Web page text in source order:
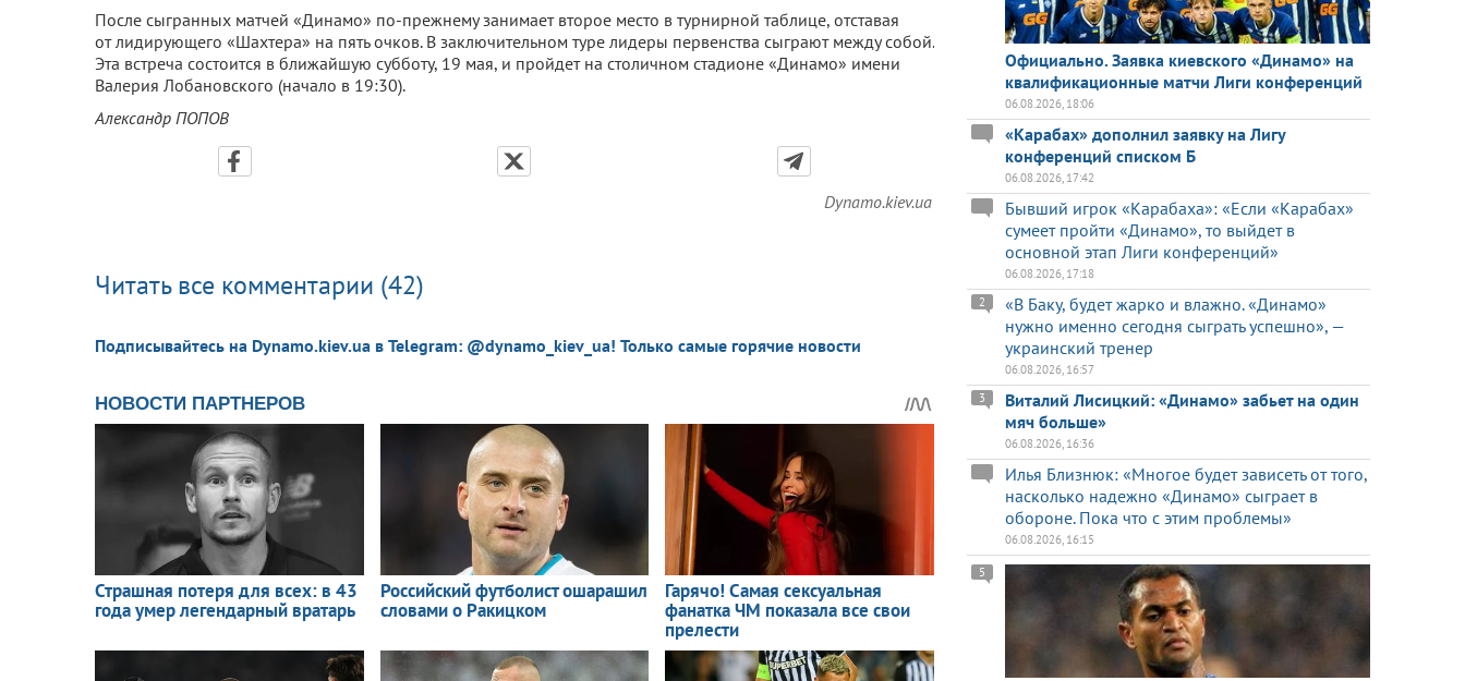
После сыгранных матчей «Динамо» по-прежнему занимает второе место в турнирной таблице, отставая
от лидирующего «Шахтера» на пять очков. В заключительном туре лидеры первенства сыграют между собой.
Эта встреча состоится в ближайшую субботу, 19 мая, и пройдет на столичном стадионе «Динамо» имени
Валерия Лобановского (начало в 19:30).
Александр ПОПОВ
Dynamo.kiev.ua
Читать все комментарии (42)
Подписывайтесь на Dynamo.kiev.ua в Telegram: @dynamo_kiev_ua! Только самые горячие новости
Официально. Заявка киевского «Динамо» на
квалификационные матчи Лиги конференций
06.08.2026, 18:06
«Карабах» дополнил заявку на Лигу
конференций списком Б
06.08.2026, 17:42
Бывший игрок «Карабаха»: «Если «Карабах»
сумеет пройти «Динамо», то выйдет в
основной этап Лиги конференций»
06.08.2026, 17:18
«В Баку, будет жарко и влажно. «Динамо»
нужно именно сегодня сыграть успешно», —
украинский тренер
2
06.08.2026, 16:57
Виталий Лисицкий: «Динамо» забьет на один
мяч больше»
3
06.08.2026, 16:36
Илья Близнюк: «Многое будет зависеть от того,
насколько надежно «Динамо» сыграет в
обороне. Пока что с этим проблемы»
06.08.2026, 16:15
5